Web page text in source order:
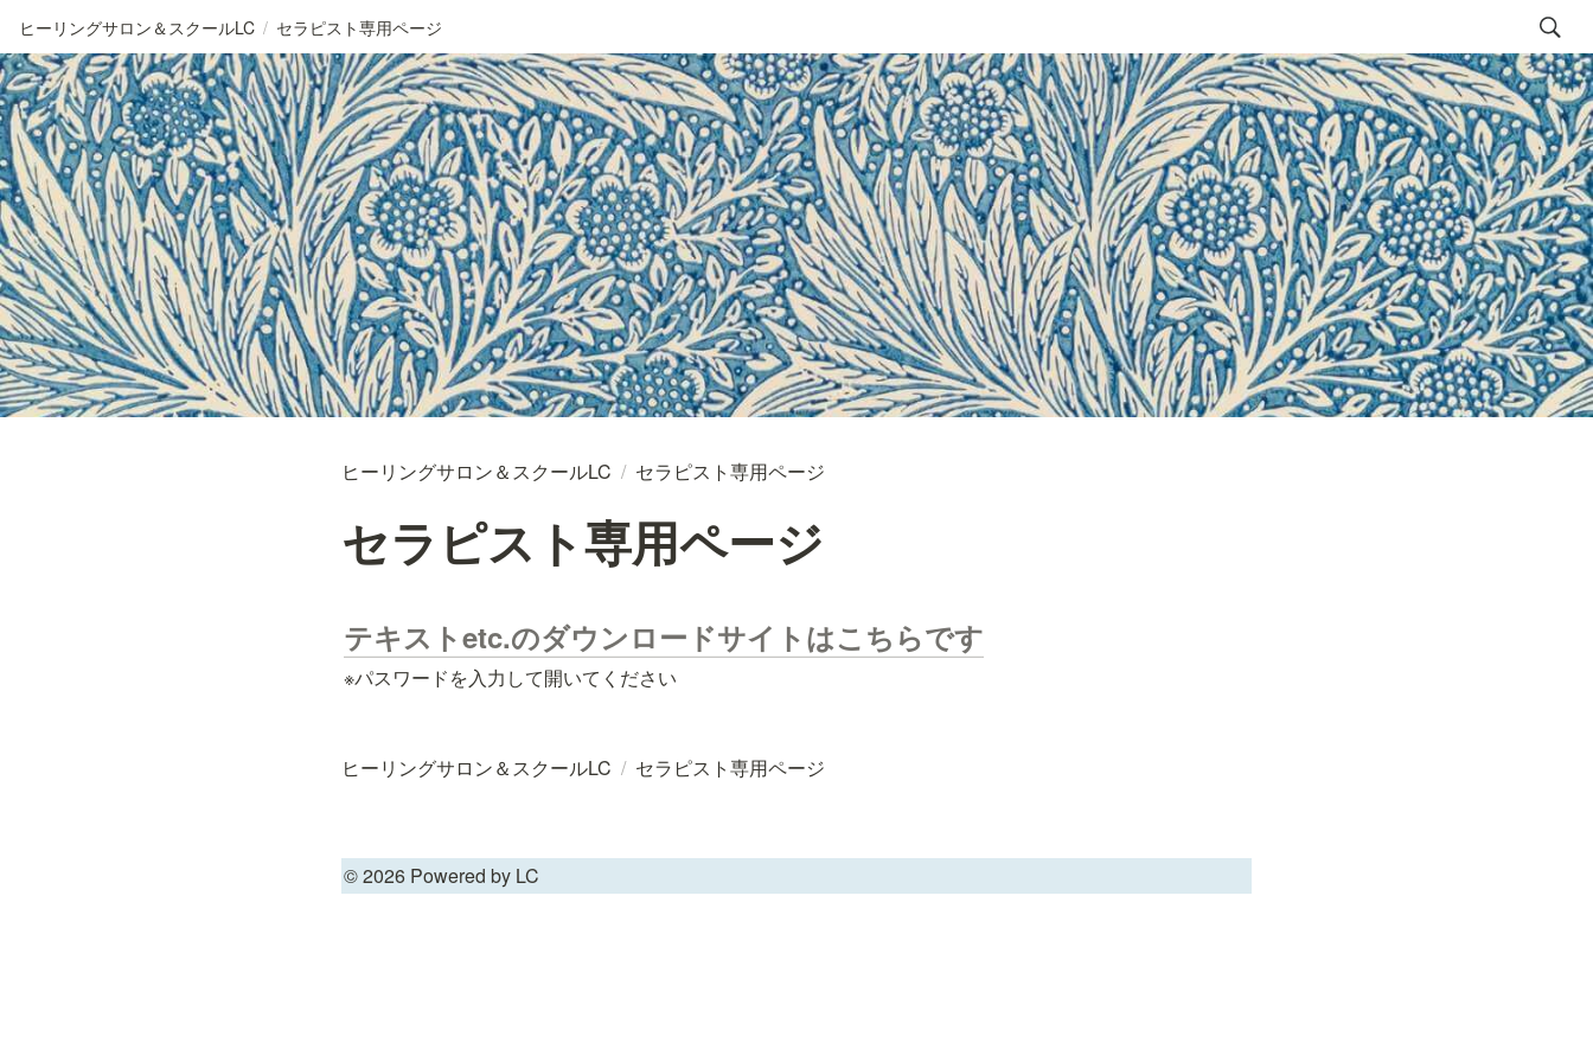
ヒーリングサロン＆スクールLC / セラピスト専用ページ
ヒーリングサロン＆スクールLC / セラピスト専用ページ
セラピスト専用ページ
テキストetc.のダウンロードサイトはこちらです
※パスワードを入力して開いてください
ヒーリングサロン＆スクールLC / セラピスト専用ページ
© 2026 Powered by LC